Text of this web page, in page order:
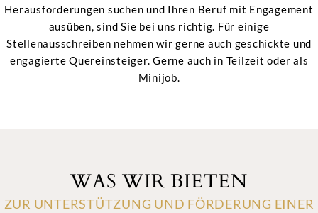
Herausforderungen suchen und Ihren Beruf mit Engagement
ausüben, sind Sie bei uns richtig. Für einige
Stellenausschreiben nehmen wir gerne auch geschickte und
engagierte Quereinsteiger. Gerne auch in Teilzeit oder als
Minijob.
WAS WIR BIETEN
ZUR UNTERSTÜTZUNG UND FÖRDERUNG EINER